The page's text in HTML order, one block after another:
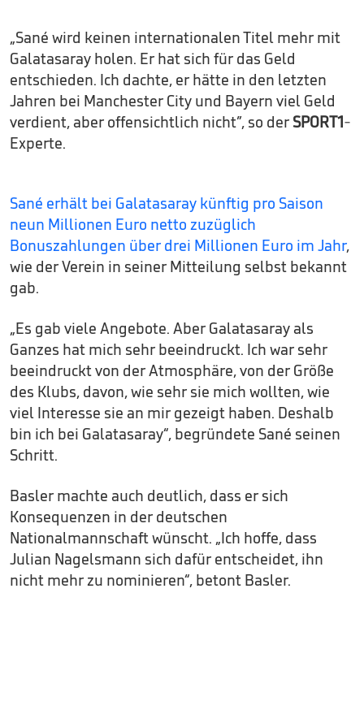
„Sané wird keinen internationalen Titel mehr mit
Galatasaray holen. Er hat sich für das Geld
entschieden. Ich dachte, er hätte in den letzten
Jahren bei Manchester City und Bayern viel Geld
verdient, aber offensichtlich nicht”, so der SPORT1-
Experte.
Sané erhält bei Galatasaray künftig pro Saison
neun Millionen Euro netto zuzüglich
Bonuszahlungen über drei Millionen Euro im Jahr,
wie der Verein in seiner Mitteilung selbst bekannt
gab.
„Es gab viele Angebote. Aber Galatasaray als
Ganzes hat mich sehr beeindruckt. Ich war sehr
beeindruckt von der Atmosphäre, von der Größe
des Klubs, davon, wie sehr sie mich wollten, wie
viel Interesse sie an mir gezeigt haben. Deshalb
bin ich bei Galatasaray“, begründete Sané seinen
Schritt.
Basler machte auch deutlich, dass er sich
Konsequenzen in der deutschen
Nationalmannschaft wünscht. „Ich hoffe, dass
Julian Nagelsmann sich dafür entscheidet, ihn
nicht mehr zu nominieren“, betont Basler.